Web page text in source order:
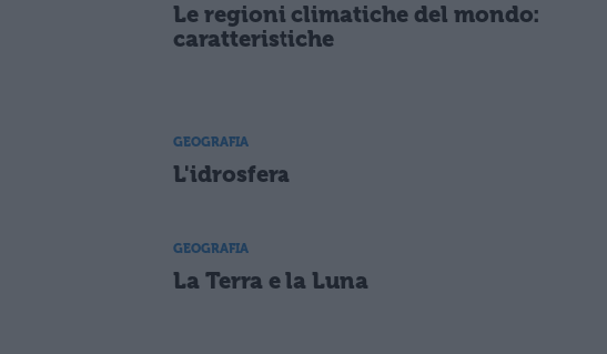
Le regioni climatiche del mondo:
caratteristiche
GEOGRAFIA
L'idrosfera
GEOGRAFIA
La Terra e la Luna